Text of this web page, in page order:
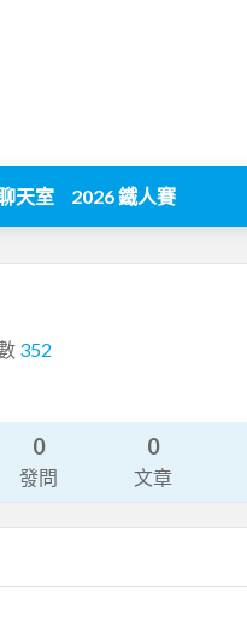
天室 2026 鐵人賽
352
0
發問
0
文章